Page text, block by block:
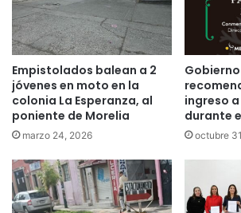
Empistolados balean a 2
jóvenes en moto en la
colonia La Esperanza, al
poniente de Morelia
marzo 24, 2026
ingreso
durante
octubre